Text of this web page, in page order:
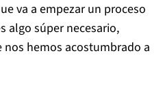
va a empezar un proceso
algo súper necesario,
hemos acostumbrado a